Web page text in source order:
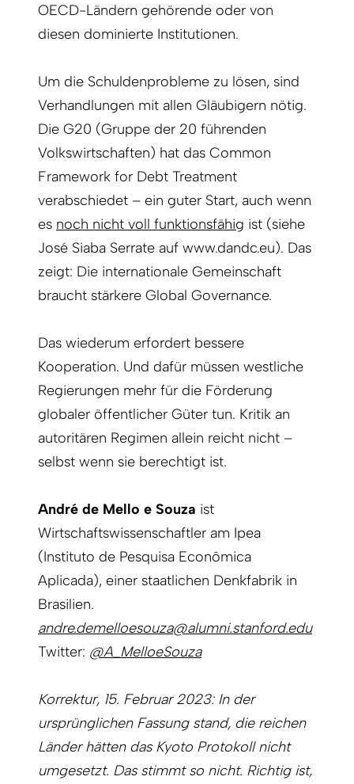
OECD-Ländern gehörende oder von
diesen dominierte Institutionen.
Um die Schuldenprobleme zu lösen, sind
Verhandlungen mit allen Gläubigern nötig.
Die G20 (Gruppe der 20 führenden
Volkswirtschaften) hat das Common
Framework for Debt Treatment
verabschiedet – ein guter Start, auch wenn
es noch nicht voll funktionsfähig ist (siehe
José Siaba Serrate auf www.dandc.eu). Das
zeigt: Die interna­tionale Gemeinschaft
braucht stärkere Global Governance.
Das wiederum erfordert bessere
Kooperation. Und dafür müssen westliche
Regierungen mehr für die Förderung
globaler öffentlicher Güter tun. Kritik an
autoritären Regimen allein reicht nicht –
selbst wenn sie berechtigt ist.
André de Mello e Souza ist
Wirtschaftswissenschaftler am Ipea
(Instituto de Pesquisa Econômica
Aplicada), einer staatlichen Denkfabrik in
Brasilien.
andre.demelloesouza@alumni.stanford.edu
Twitter: @A_MelloeSouza
Korrektur, 15. Februar 2023: In der
ursprünglichen Fassung stand, die reichen
Länder hätten das Kyoto Protokoll nicht
umgesetzt. Das stimmt so nicht. Richtig ist,